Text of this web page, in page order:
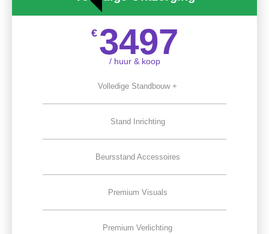
€ 3497
/ huur & koop
Volledige Standbouw +
Stand Inrichting
Beursstand Accessoires
Premium Visuals
Premium Verlichting